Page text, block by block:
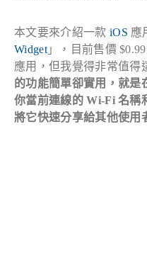
本文要來介紹一款 iOS 應
Widget」，目前售價
應用，但我覺得非常值得
的功能簡單卻實用，就是
你當前連線的 Wi-Fi 名稱
將它快速分享給其他使用